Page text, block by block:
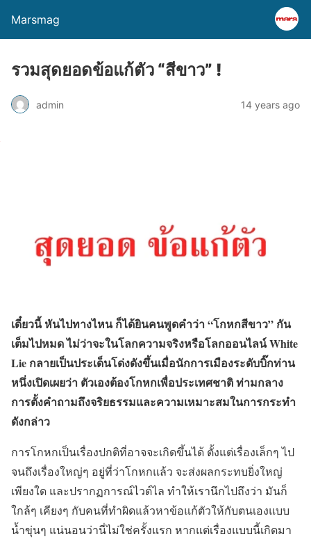
Marsmag
รวมสุดยอดข้อแก้ตัว “สีขาว” !
admin 14 years ago
เดี๋ยวนี้ หันไปทางไหน ก็ได้ยินคนพูดคำว่า “โกหกสีขาว” กัน
เต็มไปหมด ไม่ว่าจะในโลกความจริงหรือโลกออนไลน์ White
Lie กลายเป็นประเด็นโด่งดังขึ้นเมื่อนักการเมืองระดับบิ๊กท่าน
หนึ่งเปิดเผยว่า ตัวเองต้องโกหกเพื่อประเทศชาติ ท่ามกลาง
การตั้งคำถามถึงจริยธรรมและความเหมาะสมในการกระทำ
ดังกล่าว
การโกหกเป็นเรื่องปกติที่อาจจะเกิดขึ้นได้ ตั้งแต่เรื่องเล็กๆ ไป
จนถึงเรื่องใหญ่ๆ อยู่ที่ว่าโกหกแล้ว จะส่งผลกระทบยิ่งใหญ่
เพียงใด และปรากฏการณ์ไวต์ไล ทำให้เรานึกไปถึงว่า มันก็
ใกล้ๆ เคียงๆ กับคนที่ทำผิดแล้วหาข้อแก้ตัวให้กับตนเองแบบ
น้ำขุ่นๆ แน่นอนว่านี่ไม่ใช่ครั้งแรก หากแต่เรื่องแบบนี้เกิดมา